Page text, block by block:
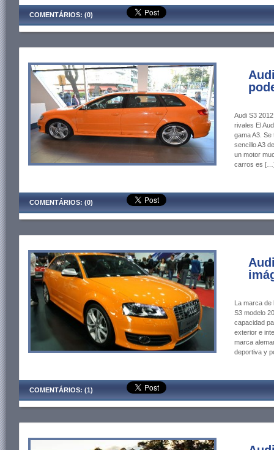
COMENTÁRIOS: (0)
Audi S3
rivales El
gama A3.
sencillo A3
un motor
carros es
COMENTÁRIOS: (0)
La marca de
S3 modelo
capacidad
exterior e
marca
deportiva y
COMENTÁRIOS: (1)